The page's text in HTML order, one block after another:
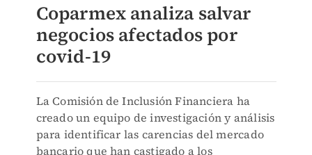
Coparmex analiza salvar
negocios afectados por
covid-19
La Comisión de Inclusión Financiera ha
creado un equipo de investigación y análisis
para identificar las carencias del mercado
bancario que han castigado a los